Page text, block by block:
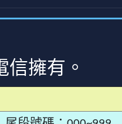
擁有。